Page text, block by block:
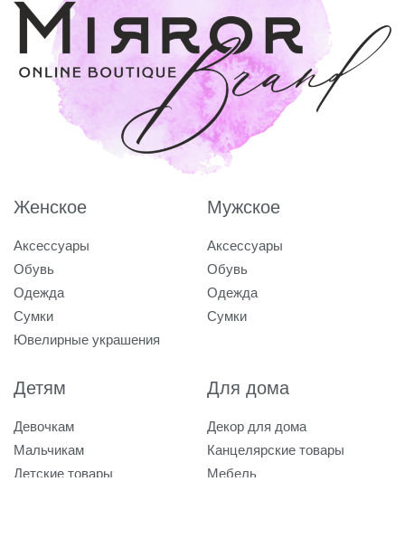
Женское
Аксессуары
Обувь
Одежда
Сумки
Ювелирные украшения
Мужское
Аксессуары
Обувь
Одежда
Сумки
Детям
Девочкам
Мальчикам
Детские товары
Для дома
Декор для дома
Канцелярские товары
Мебель